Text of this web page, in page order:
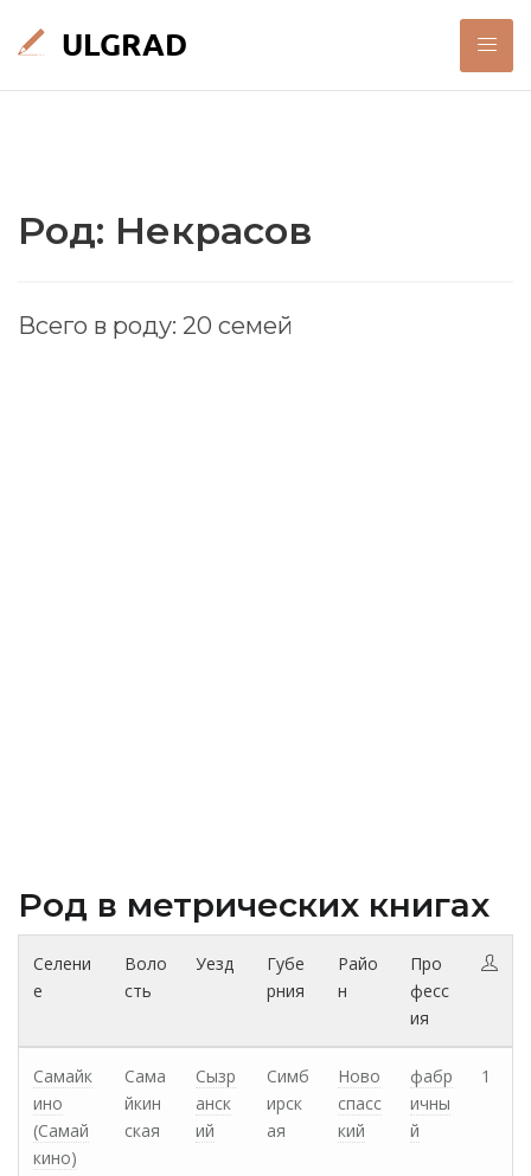
Род: Некрасов
Всего в роду: 20 семей
Род в метрических книгах
Селени
е
Воло
сть
Уезд
Губе
рния
Райо
н
Про
фесс
ия
Самайк
ино
(Самай
кино)
Сама
йкин
ская
Сызр
анск
ий
Симб
ирск
ая
Ново
спасс
кий
фабр
ичны
й
1